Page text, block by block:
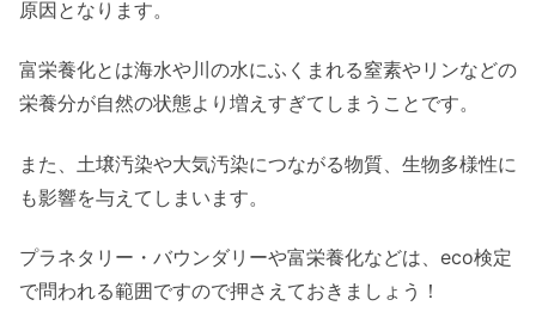
原因となります。
富栄養化とは海水や川の水にふくまれる窒素やリンなどの
栄養分が自然の状態より増えすぎてしまうことです。
また、土壌汚染や大気汚染につながる物質、生物多様性に
も影響を与えてしまいます。
プラネタリー・バウンダリーや富栄養化などは、eco検定
で問われる範囲ですので押さえておきましょう！